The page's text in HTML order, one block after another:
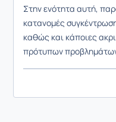
Στην ενότητα αυτή,
κατανομές
καθώς και κάποιες
πρότυπων